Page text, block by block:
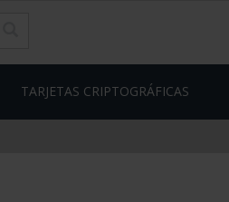
TARJETAS CRIPTOGRÁFICAS